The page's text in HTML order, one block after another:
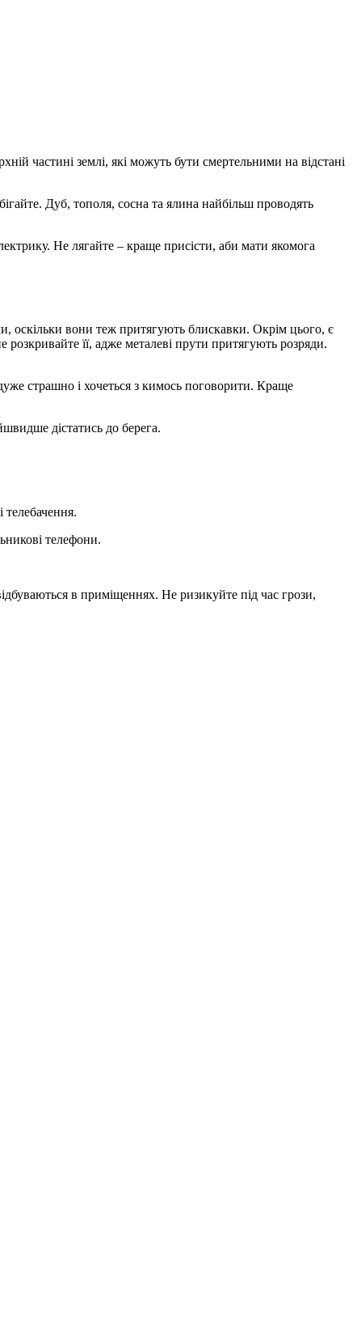
частині землі, які можуть бути смертельними на відстані
Дуб, тополя, сосна та ялина найбільш проводять
Не лягайте – краще присісти, аби мати якомога
оскільки вони теж притягують блискавки. Окрім цього, є
її, адже металеві прути притягують розряди.
страшно і хочеться з кимось поговорити. Краще
дістатись до берега.
телефони.
в приміщеннях. Не ризикуйте під час грози,